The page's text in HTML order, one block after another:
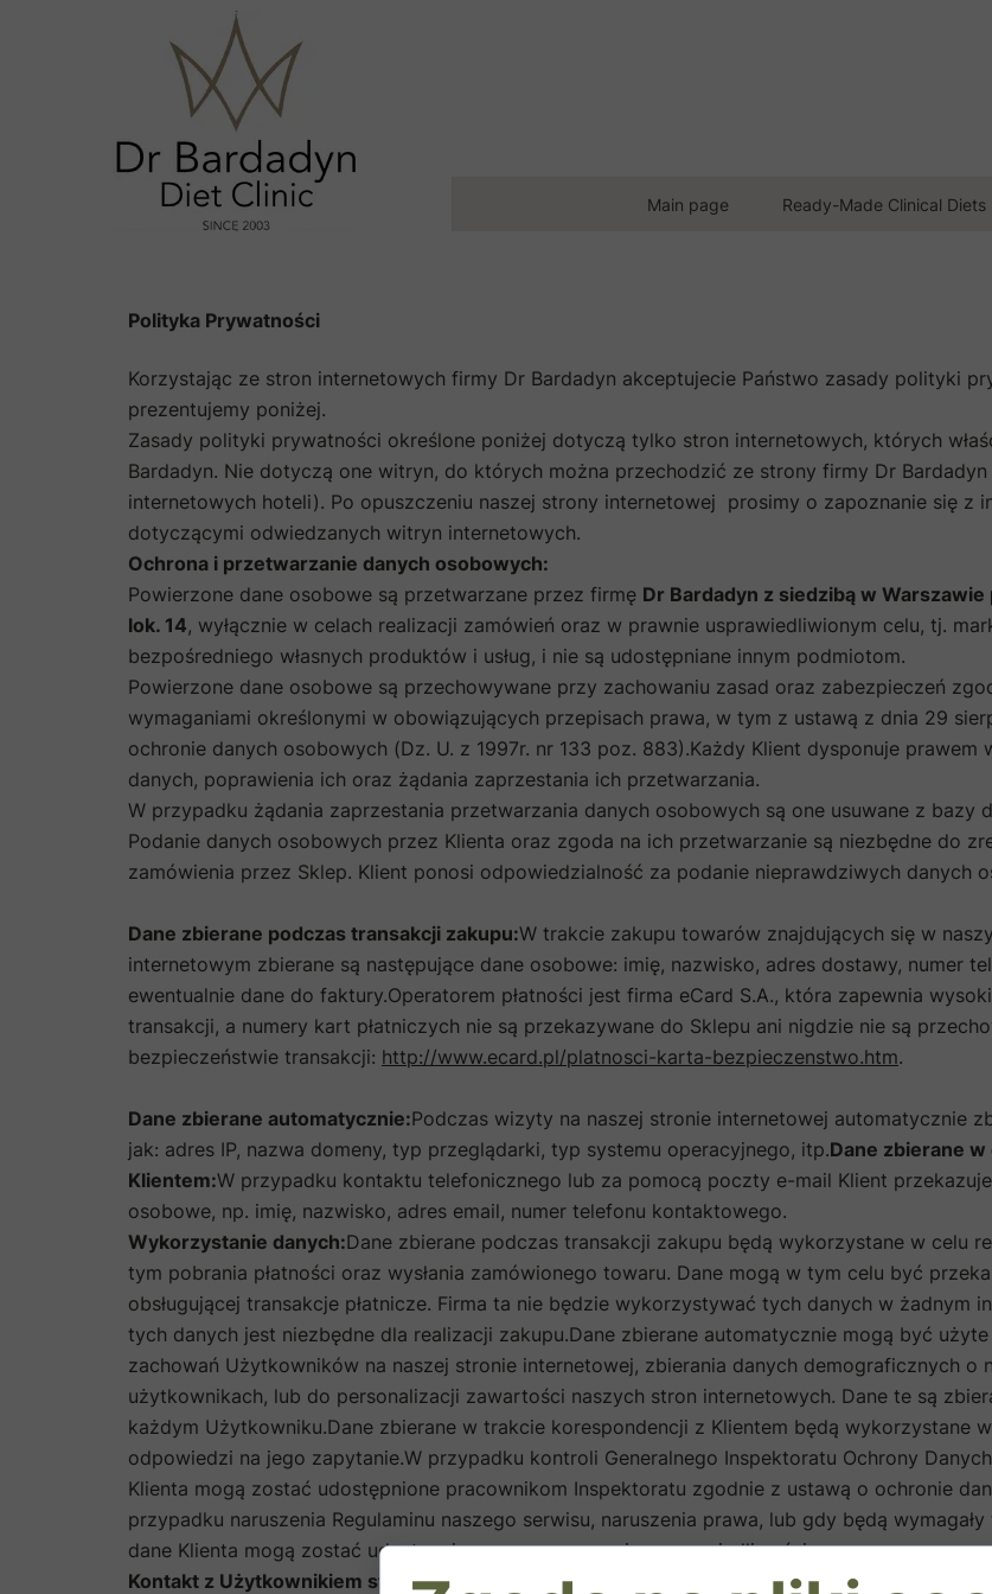
Polityka Prywatności
Korzystając ze stron internetowych firmy Dr Bardadyn akceptujecie Państwo zasady polityki
prezentujemy poniżej.
Zasady polityki prywatności określone poniżej dotyczą tylko stron internetowych, których
Bardadyn. Nie dotyczą one witryn, do których można przechodzić ze strony firmy Dr Bardadyn
internetowych hoteli). Po opuszczeniu naszej strony internetowej prosimy o zapoznanie się z
dotyczącymi odwiedzanych witryn internetowych.
Ochrona i przetwarzanie danych osobowych:
Powierzone dane osobowe są przetwarzane przez firmę Dr Bardadyn z siedzibą w Warszawie
lok. 14, wyłącznie w celach realizacji zamówień oraz w prawnie usprawiedliwionym celu, tj.
bezpośredniego własnych produktów i usług, i nie są udostępniane innym podmiotom.
Powierzone dane osobowe są przechowywane przy zachowaniu zasad oraz zabezpieczeń
wymaganiami określonymi w obowiązujących przepisach prawa, w tym z ustawą z dnia 29
ochronie danych osobowych (Dz. U. z 1997r. nr 133 poz. 883).Każdy Klient dysponuje prawem
danych, poprawienia ich oraz żądania zaprzestania ich przetwarzania.
W przypadku żądania zaprzestania przetwarzania danych osobowych są one usuwane z bazy
Podanie danych osobowych przez Klienta oraz zgoda na ich przetwarzanie są niezbędne do
zamówienia przez Sklep. Klient ponosi odpowiedzialność za podanie nieprawdziwych danych
Dane zbierane podczas transakcji zakupu:W trakcie zakupu towarów znajdujących się w
internetowym zbierane są następujące dane osobowe: imię, nazwisko, adres dostawy, numer
ewentualnie dane do faktury.Operatorem płatności jest firma eCard S.A., która zapewnia
transakcji, a numery kart płatniczych nie są przekazywane do Sklepu ani nigdzie nie są
bezpieczeństwie transakcji: http://www.ecard.pl/platnosci-karta-bezpieczenstwo.htm.
Dane zbierane automatycznie:Podczas wizyty na naszej stronie internetowej automatycznie
jak: adres IP, nazwa domeny, typ przeglądarki, typ systemu operacyjnego, itp.Dane zbierane
Klientem:W przypadku kontaktu telefonicznego lub za pomocą poczty e-mail Klient
osobowe, np. imię, nazwisko, adres email, numer telefonu kontaktowego.
Wykorzystanie danych:Dane zbierane podczas transakcji zakupu będą wykorzystane w celu
tym pobrania płatności oraz wysłania zamówionego towaru. Dane mogą w tym celu być
obsługującej transakcje płatnicze. Firma ta nie będzie wykorzystywać tych danych w żadnym
tych danych jest niezbędne dla realizacji zakupu.Dane zbierane automatycznie mogą być
zachowań Użytkowników na naszej stronie internetowej, zbierania danych demograficznych o
użytkownikach, lub do personalizacji zawartości naszych stron internetowych. Dane te są
każdym Użytkowniku.Dane zbierane w trakcie korespondencji z Klientem będą wykorzystane
odpowiedzi na jego zapytanie.W przypadku kontroli Generalnego Inspektoratu Ochrony
Klienta mogą zostać udostępnione pracownikom Inspektoratu zgodnie z ustawą o ochronie
przypadku naruszenia Regulaminu naszego serwisu, naruszenia prawa, lub gdy będą
dane Klienta mogą zostać udostępnione organom wymiaru sprawiedliwości.
Kontakt z Użytkownikiem strony internetowej
:Klient, który dokonał zakupu towaru w sklepie
Main page Ready-Made Clinical Diets